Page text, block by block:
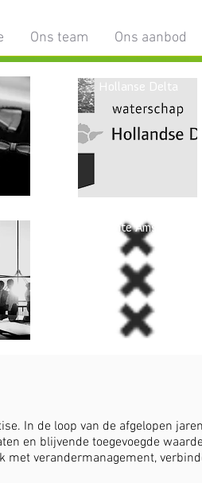
Ons team Ons aanbod
Hollanse Delta
Gemeente Amsterdam
In de loop van de afgelopen
en blijvende toegevoegde
verandermanagement,